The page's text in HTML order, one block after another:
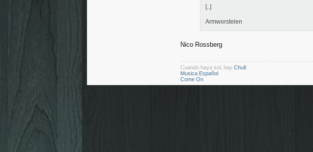
[..]
Armworstelen
Nico Rossberg
Cuando haya sol, hay Chufi
Musica Español
Come On